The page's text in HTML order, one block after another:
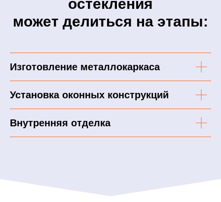
остекления
может делиться на этапы:
Изготовление металлокаркаса
Установка оконных конструкций
Внутренняя отделка